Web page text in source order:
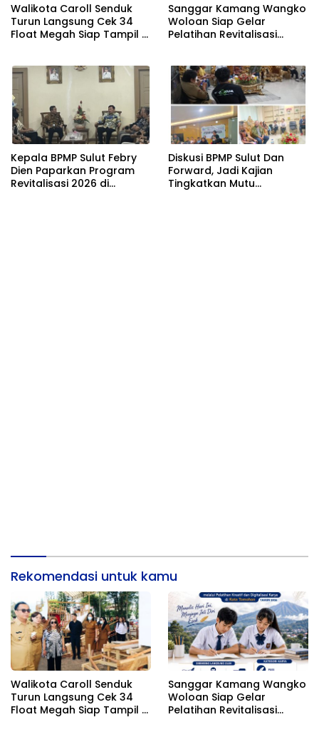
Walikota Caroll Senduk
Turun Langsung Cek 34
Float Megah Siap Tampil di
Sanggar Kamang Wangko
Woloan Siap Gelar
Pelatihan Revitalisasi
Kepala BPMP Sulut Febry
Dien Paparkan Program
Revitalisasi 2026 di
Diskusi BPMP Sulut Dan
Forward, Jadi Kajian
Tingkatkan Mutu
Rekomendasi untuk kamu
Walikota Caroll Senduk
Turun Langsung Cek 34
Float Megah Siap Tampil di
Sanggar Kamang Wangko
Woloan Siap Gelar
Pelatihan Revitalisasi